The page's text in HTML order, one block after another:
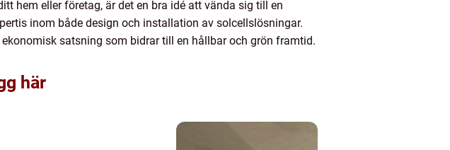
hem eller företag, är det en bra idé att vända sig till en
inom både design och installation av solcellslösningar.
satsning som bidrar till en hållbar och grön framtid.
här